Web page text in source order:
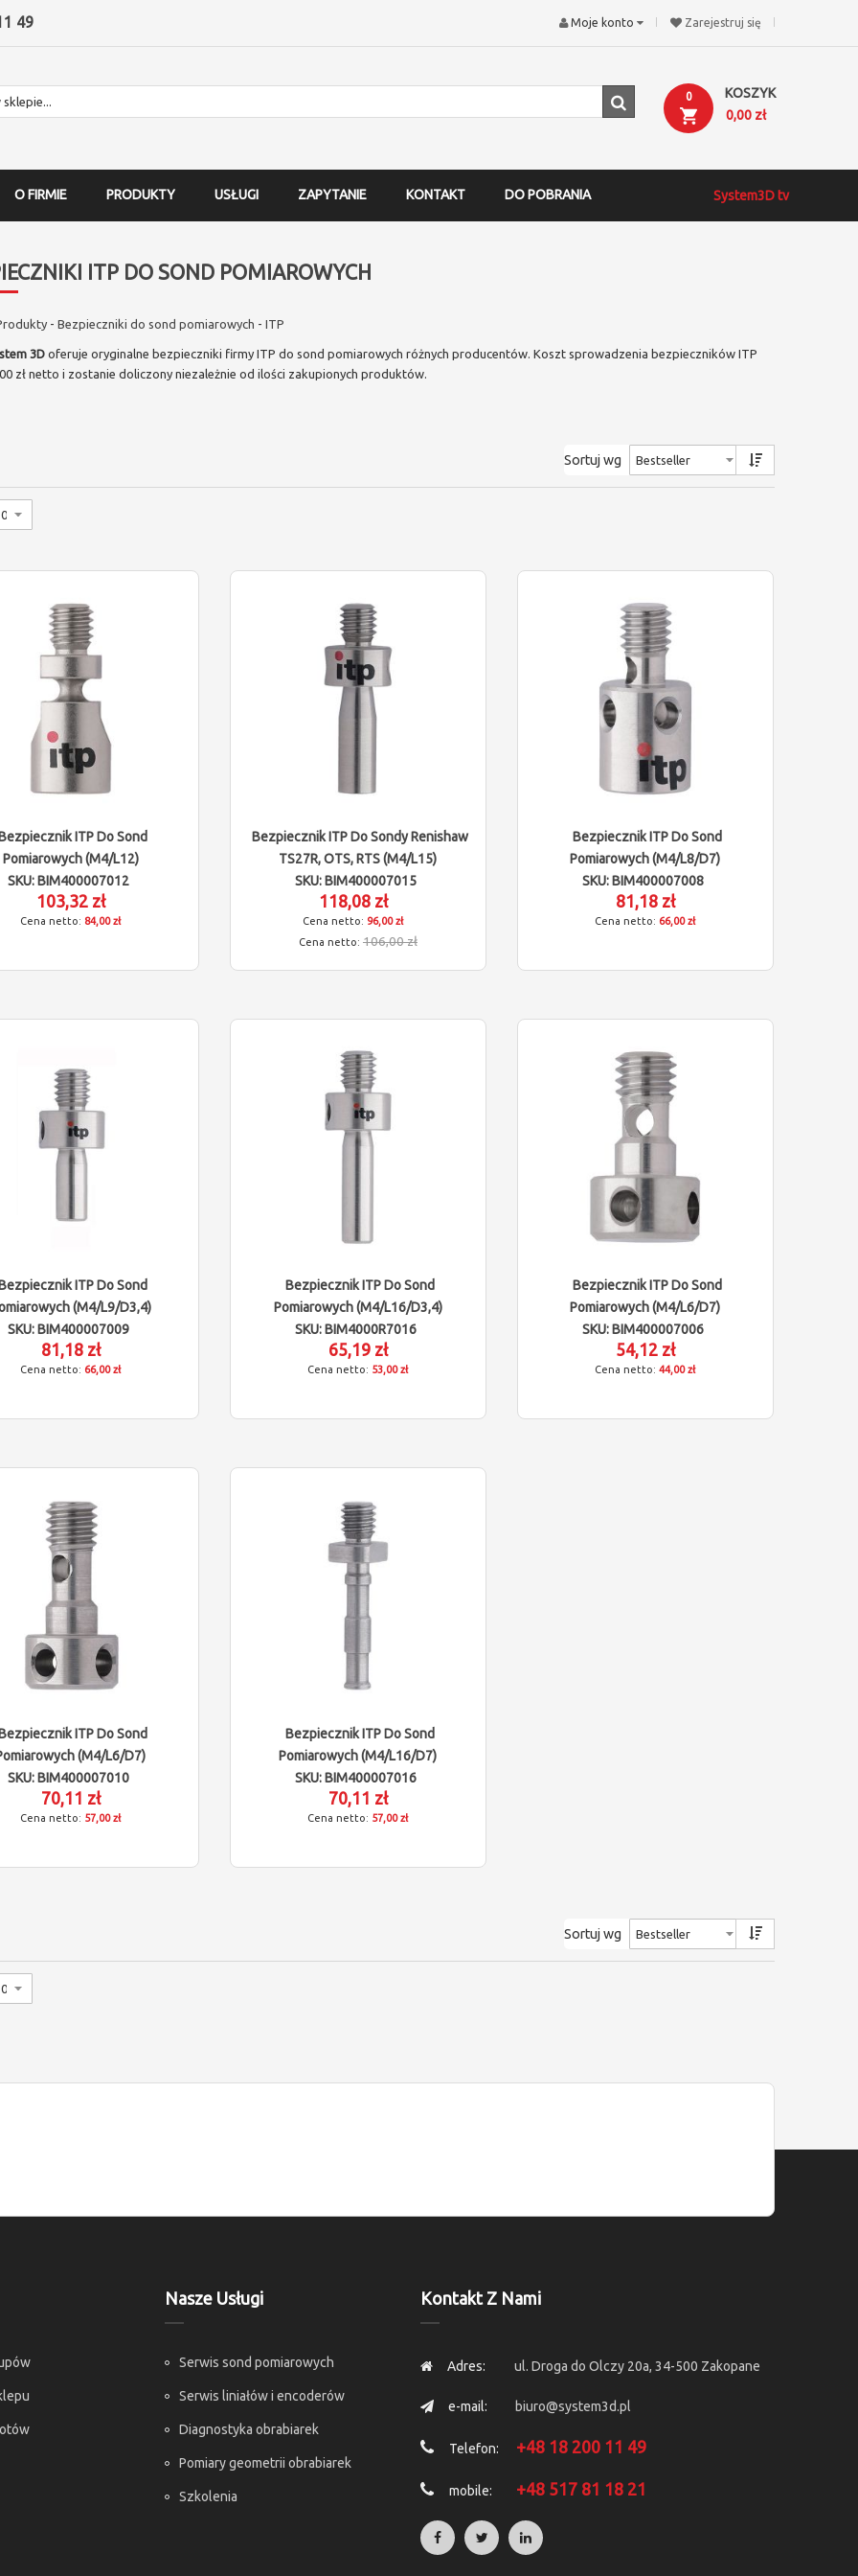
49 Zarejestruj się
Moje konto
KOSZYK
0
0,00 zł
O FIRMIE PRODUKTY USŁUGI ZAPYTANIE KONTAKT DO POBRANIA System3D tv
ITP DO SOND POMIAROWYCH
- Bezpieczniki do sond pomiarowych - ITP
3D oferuje oryginalne bezpieczniki firmy ITP do sond pomiarowych różnych producentów. Koszt sprowadzenia bezpieczników ITP
zł netto i zostanie doliczony niezależnie od ilości zakupionych produktów.
Sortuj wg
ITP Do Sond
Pomiarowych (M4/L12)
SKU: BIM400007012
103,32 zł
84,00 zł
Bezpiecznik ITP Do Sondy Renishaw
TS27R, OTS, RTS (M4/L15)
SKU: BIM400007015
118,08 zł
96,00 zł
106,00 zł
Bezpiecznik ITP Do Sond
Pomiarowych (M4/L8/D7)
SKU: BIM400007008
81,18 zł
66,00 zł
ITP Do Sond
(M4/L9/D3,4)
SKU: BIM400007009
81,18 zł
66,00 zł
Bezpiecznik ITP Do Sond
Pomiarowych (M4/L16/D3,4)
SKU: BIM4000R7016
65,19 zł
53,00 zł
Bezpiecznik ITP Do Sond
Pomiarowych (M4/L6/D7)
SKU: BIM400007006
54,12 zł
44,00 zł
ITP Do Sond
(M4/L6/D7)
SKU: BIM400007010
70,11 zł
57,00 zł
Bezpiecznik ITP Do Sond
Pomiarowych (M4/L16/D7)
SKU: BIM400007016
70,11 zł
57,00 zł
Sortuj wg
Nasze Usługi
Serwis sond pomiarowych
Serwis liniałów i encoderów
Diagnostyka obrabiarek
Pomiary geometrii obrabiarek
Szkolenia
Kontakt Z Nami
Adres: ul. Droga do Olczy 20a, 34-500 Zakopane
e-mail: biuro@system3d.pl
Telefon: +48 18 200 11 49
mobile: +48 517 81 18 21